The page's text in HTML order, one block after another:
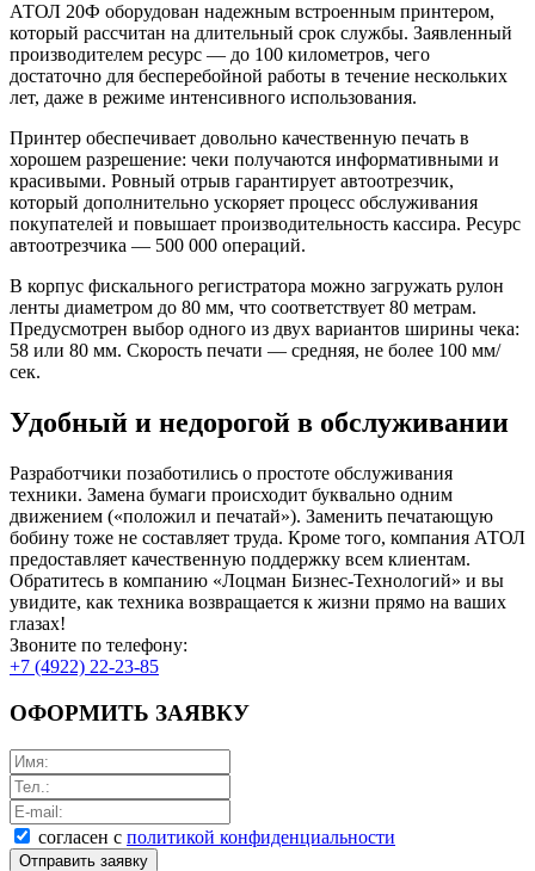
АТОЛ 20Ф оборудован надежным встроенным принтером,
который рассчитан на длительный срок службы. Заявленный
производителем ресурс — до 100 километров, чего
достаточно для бесперебойной работы в течение нескольких
лет, даже в режиме интенсивного использования.
Принтер обеспечивает довольно качественную печать в
хорошем разрешение: чеки получаются информативными и
красивыми. Ровный отрыв гарантирует автоотрезчик,
который дополнительно ускоряет процесс обслуживания
покупателей и повышает производительность кассира. Ресурс
автоотрезчика — 500 000 операций.
В корпус фискального регистратора можно загружать рулон
ленты диаметром до 80 мм, что соответствует 80 метрам.
Предусмотрен выбор одного из двух вариантов ширины чека:
58 или 80 мм. Скорость печати — средняя, не более 100 мм/
сек.
Удобный и недорогой в обслуживании
Разработчики позаботились о простоте обслуживания
техники. Замена бумаги происходит буквально одним
движением («положил и печатай»). Заменить печатающую
бобину тоже не составляет труда. Кроме того, компания АТОЛ
предоставляет качественную поддержку всем клиентам.
Обратитесь в компанию «Лоцман Бизнес-Технологий» и вы
увидите, как техника возвращается к жизни прямо на ваших
глазах!
Звоните по телефону:
+7 (4922) 22-23-85
ОФОРМИТЬ ЗАЯВКУ
согласен с политикой конфиденциальности
Отправить заявку